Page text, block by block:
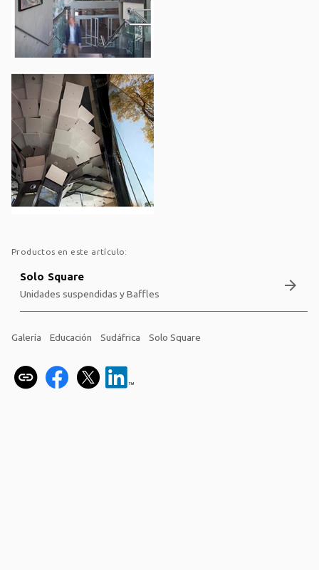
Productos en este artículo:
Solo Square
Unidades suspendidas y Baffles arrow_forward
Galería Educación Sudáfrica Solo Square